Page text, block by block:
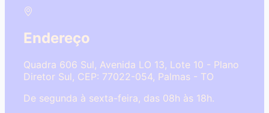
Endereço
Quadra 606 Sul, Avenida LO 13, Lote 10 - Plano
Diretor Sul, CEP: 77022-054, Palmas - TO
De segunda à sexta-feira, das 08h às 18h.